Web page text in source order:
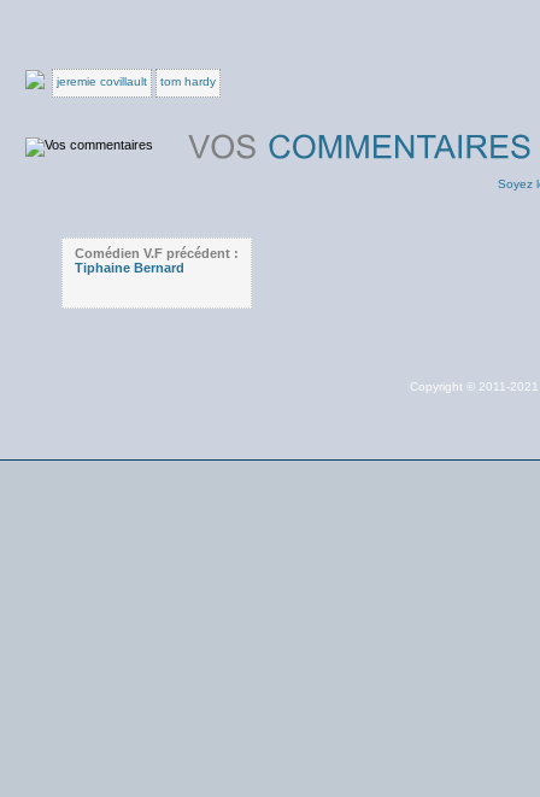
jeremie covillault tom hardy
Soyez
Comédien V.F précédent :
Tiphaine Bernard
Copyright © 2011-